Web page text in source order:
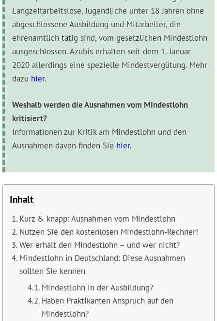
Langzeitarbeitslose, Jugendliche unter 18 Jahren ohne
abgeschlossene Ausbildung und Mitarbeiter, die
ehrenamtlich tätig sind, vom gesetzlichen Mindestlohn
ausgeschlossen. Azubis erhalten seit dem 1. Januar
2020 allerdings eine spezielle Mindestvergütung. Mehr
dazu hier.
Weshalb werden die Ausnahmen vom Mindestlohn
kritisiert?
Informationen zur Kritik am Mindestlohn und den
Ausnahmen davon finden Sie hier.
Inhalt
Kurz & knapp: Ausnahmen vom Mindestlohn
Nutzen Sie den kostenlosen Mindestlohn-Rechner!
Wer erhält den Mindestlohn – und wer nicht?
Mindestlohn in Deutschland: Diese Ausnahmen
sollten Sie kennen
Mindestlohn in der Ausbildung?
Haben Praktikanten Anspruch auf den
Mindestlohn?